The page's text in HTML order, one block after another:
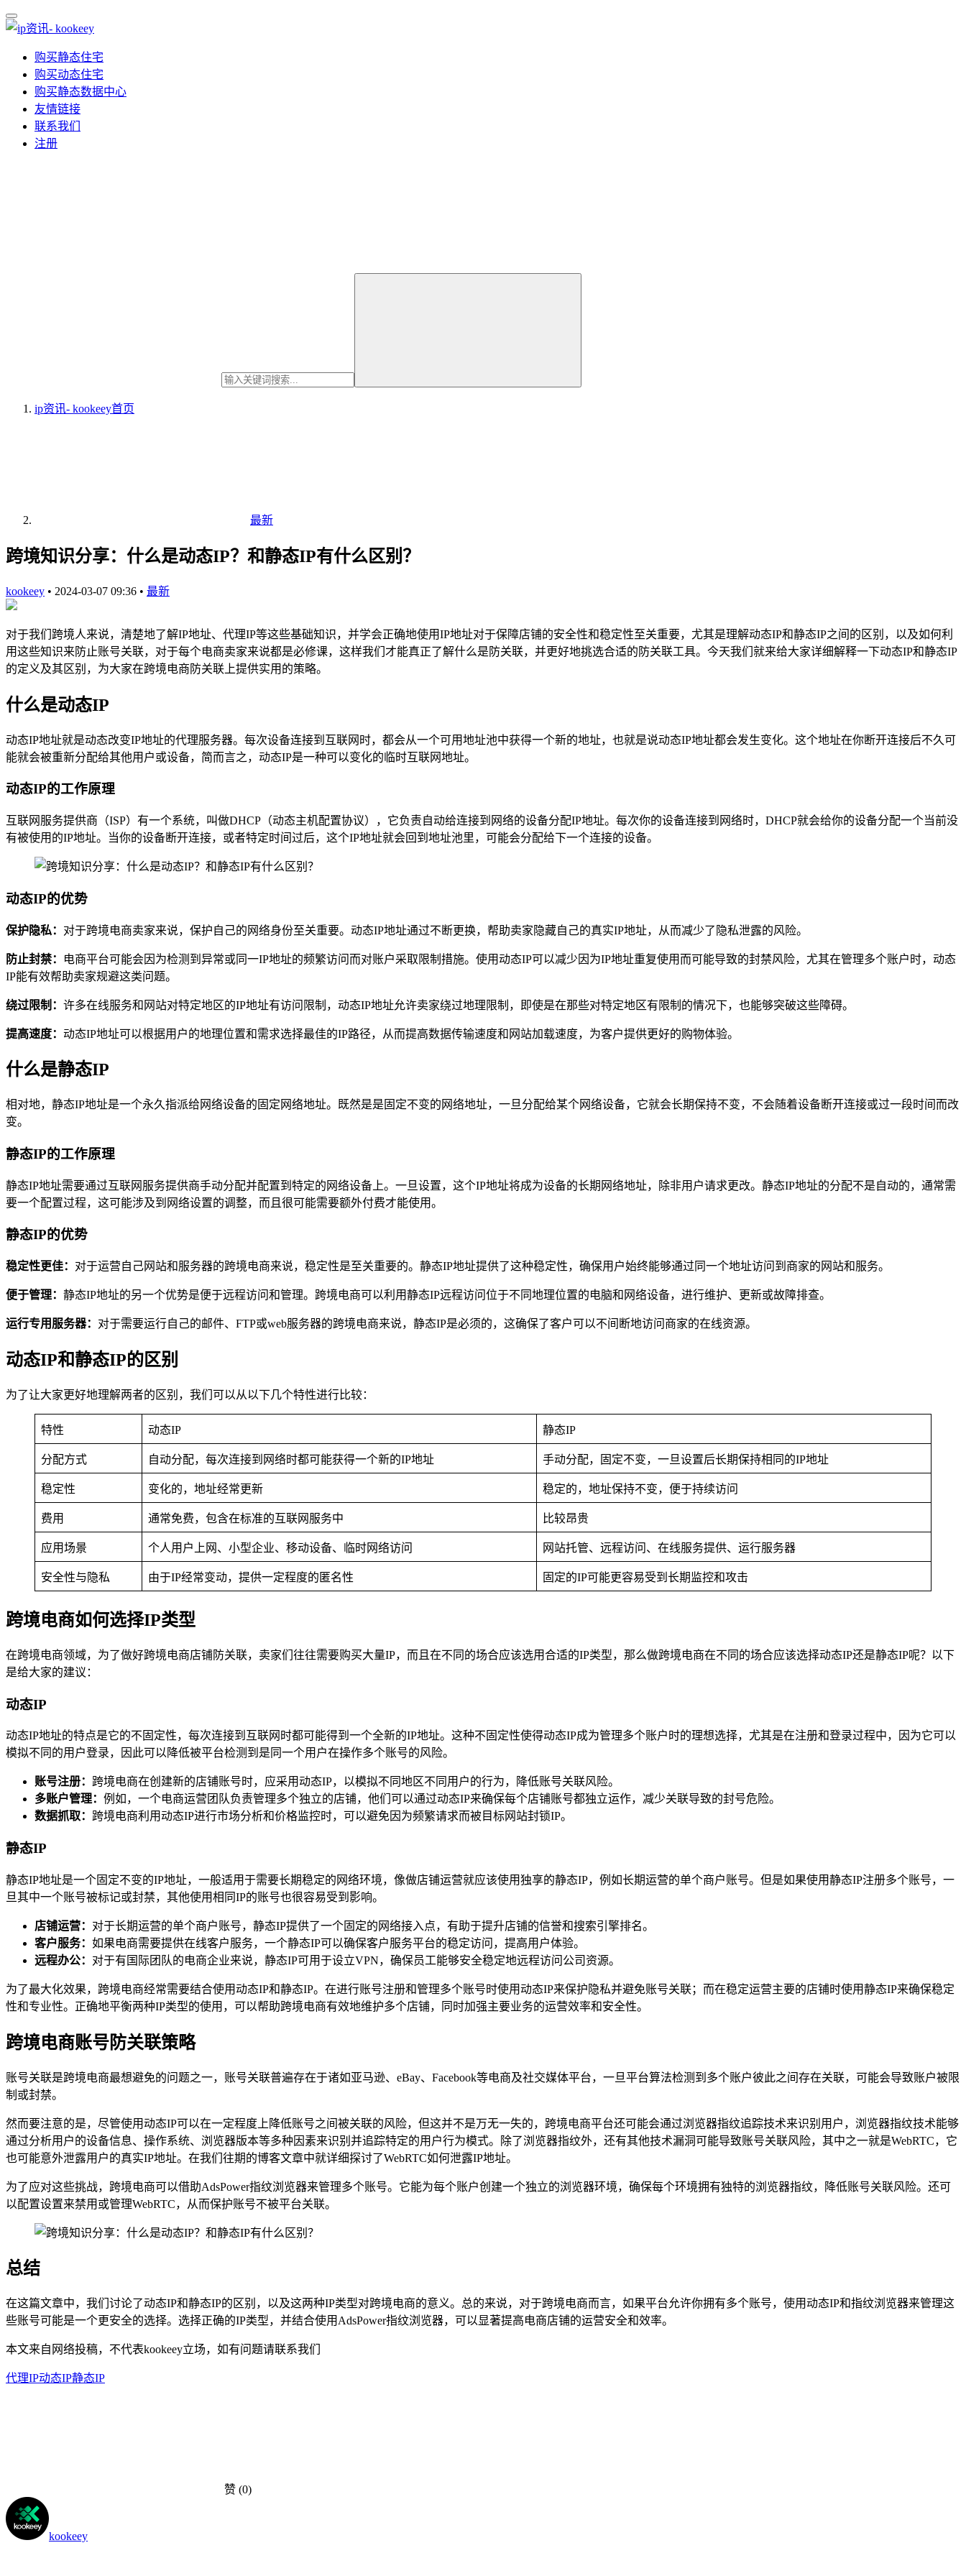
购买静态住宅
购买动态住宅
购买静态数据中心
友情链接
联系我们
注册
ip资讯- kookeey首页
最新
跨境知识分享：什么是动态IP？和静态IP有什么区别？
kookeey • 2024-03-07 09:36 • 最新
对于我们跨境人来说，清楚地了解IP地址、代理IP等这些基础知识，并学会正确地使用IP地址对于保障店铺的安全性和稳定性至关重要，尤其是理解动态IP和静态IP之间的区别，以及如何利
用这些知识来防止账号关联，对于每个电商卖家来说都是必修课，这样我们才能真正了解什么是防关联，并更好地挑选合适的防关联工具。今天我们就来给大家详细解释一下动态IP和静态IP
的定义及其区别，为大家在跨境电商防关联上提供实用的策略。
什么是动态IP
动态IP地址就是动态改变IP地址的代理服务器。每次设备连接到互联网时，都会从一个可用地址池中获得一个新的地址，也就是说动态IP地址都会发生变化。这个地址在你断开连接后不久可
能就会被重新分配给其他用户或设备，简而言之，动态IP是一种可以变化的临时互联网地址。
动态IP的工作原理
互联网服务提供商（ISP）有一个系统，叫做DHCP（动态主机配置协议），它负责自动给连接到网络的设备分配IP地址。每次你的设备连接到网络时，DHCP就会给你的设备分配一个当前没
有被使用的IP地址。当你的设备断开连接，或者特定时间过后，这个IP地址就会回到地址池里，可能会分配给下一个连接的设备。
动态IP的优势
保护隐私： 对于跨境电商卖家来说，保护自己的网络身份至关重要。动态IP地址通过不断更换，帮助卖家隐藏自己的真实IP地址，从而减少了隐私泄露的风险。
防止封禁：
电商平台可能会因为检测到异常或同一IP地址的频繁访问而对账户采取限制措施。使用动态IP可以减少因为IP地址重复使用而可能导致的封禁风险，尤其在管理多个账户时，动态
IP能有效帮助卖家规避这类问题。
绕过限制： 许多在线服务和网站对特定地区的IP地址有访问限制，动态IP地址允许卖家绕过地理限制，即使是在那些对特定地区有限制的情况下，也能够突破这些障碍。
提高速度： 动态IP地址可以根据用户的地理位置和需求选择最佳的IP路径，从而提高数据传输速度和网站加载速度，为客户提供更好的购物体验。
什么是静态IP
相对地，静态IP地址是一个永久指派给网络设备的固定网络地址。既然是是固定不变的网络地址，一旦分配给某个网络设备，它就会长期保持不变，不会随着设备断开连接或过一段时间而改
变。
静态IP的工作原理
静态IP地址需要通过互联网服务提供商手动分配并配置到特定的网络设备上。一旦设置，这个IP地址将成为设备的长期网络地址，除非用户请求更改。静态IP地址的分配不是自动的，通常需
要一个配置过程，这可能涉及到网络设置的调整，而且很可能需要额外付费才能使用。
静态IP的优势
稳定性更佳： 对于运营自己网站和服务器的跨境电商来说，稳定性是至关重要的。静态IP地址提供了这种稳定性，确保用户始终能够通过同一个地址访问到商家的网站和服务。
便于管理： 静态IP地址的另一个优势是便于远程访问和管理。跨境电商可以利用静态IP远程访问位于不同地理位置的电脑和网络设备，进行维护、更新或故障排查。
运行专用服务器： 对于需要运行自己的邮件、FTP或web服务器的跨境电商来说，静态IP是必须的，这确保了客户可以不间断地访问商家的在线资源。
动态IP和静态IP的区别
为了让大家更好地理解两者的区别，我们可以从以下几个特性进行比较：
特性 动态IP 静态IP
分配方式 自动分配，每次连接到网络时都可能获得一个新的IP地址 手动分配，固定不变，一旦设置后长期保持相同的IP地址
稳定性 变化的，地址经常更新 稳定的，地址保持不变，便于持续访问
费用 通常免费，包含在标准的互联网服务中 比较昂贵
应用场景 个人用户上网、小型企业、移动设备、临时网络访问 网站托管、远程访问、在线服务提供、运行服务器
安全性与隐私 由于IP经常变动，提供一定程度的匿名性 固定的IP可能更容易受到长期监控和攻击
跨境电商如何选择IP类型
在跨境电商领域，为了做好跨境电商店铺防关联，卖家们往往需要购买大量IP，而且在不同的场合应该选用合适的IP类型，那么做跨境电商在不同的场合应该选择动态IP还是静态IP呢？以下
是给大家的建议：
动态IP
动态IP地址的特点是它的不固定性，每次连接到互联网时都可能得到一个全新的IP地址。这种不固定性使得动态IP成为管理多个账户时的理想选择，尤其是在注册和登录过程中，因为它可以
模拟不同的用户登录，因此可以降低被平台检测到是同一个用户在操作多个账号的风险。
账号注册： 跨境电商在创建新的店铺账号时，应采用动态IP，以模拟不同地区不同用户的行为，降低账号关联风险。
多账户管理： 例如，一个电商运营团队负责管理多个独立的店铺，他们可以通过动态IP来确保每个店铺账号都独立运作，减少关联导致的封号危险。
数据抓取： 跨境电商利用动态IP进行市场分析和价格监控时，可以避免因为频繁请求而被目标网站封锁IP。
静态IP
静态IP地址是一个固定不变的IP地址，一般适用于需要长期稳定的网络环境，像做店铺运营就应该使用独享的静态IP，例如长期运营的单个商户账号。但是如果使用静态IP注册多个账号，一
旦其中一个账号被标记或封禁，其他使用相同IP的账号也很容易受到影响。
店铺运营： 对于长期运营的单个商户账号，静态IP提供了一个固定的网络接入点，有助于提升店铺的信誉和搜索引擎排名。
客户服务： 如果电商需要提供在线客户服务，一个静态IP可以确保客户服务平台的稳定访问，提高用户体验。
远程办公： 对于有国际团队的电商企业来说，静态IP可用于设立VPN，确保员工能够安全稳定地远程访问公司资源。
为了最大化效果，跨境电商经常需要结合使用动态IP和静态IP。在进行账号注册和管理多个账号时使用动态IP来保护隐私并避免账号关联；而在稳定运营主要的店铺时使用静态IP来确保稳定
性和专业性。正确地平衡两种IP类型的使用，可以帮助跨境电商有效地维护多个店铺，同时加强主要业务的运营效率和安全性。
跨境电商账号防关联策略
账号关联是跨境电商最想避免的问题之一，账号关联普遍存在于诸如亚马逊、eBay、Facebook等电商及社交媒体平台，一旦平台算法检测到多个账户彼此之间存在关联，可能会导致账户被限
制或封禁。
然而要注意的是，尽管使用动态IP可以在一定程度上降低账号之间被关联的风险，但这并不是万无一失的，跨境电商平台还可能会通过浏览器指纹追踪技术来识别用户，浏览器指纹技术能够
通过分析用户的设备信息、操作系统、浏览器版本等多种因素来识别并追踪特定的用户行为模式。除了浏览器指纹外，还有其他技术漏洞可能导致账号关联风险，其中之一就是WebRTC，它
也可能意外泄露用户的真实IP地址。在我们往期的博客文章中就详细探讨了WebRTC如何泄露IP地址。
为了应对这些挑战，跨境电商可以借助AdsPower指纹浏览器来管理多个账号。它能为每个账户创建一个独立的浏览器环境，确保每个环境拥有独特的浏览器指纹，降低账号关联风险。还可
以配置设置来禁用或管理WebRTC，从而保护账号不被平台关联。
总结
在这篇文章中，我们讨论了动态IP和静态IP的区别，以及这两种IP类型对跨境电商的意义。总的来说，对于跨境电商而言，如果平台允许你拥有多个账号，使用动态IP和指纹浏览器来管理这
些账号可能是一个更安全的选择。选择正确的IP类型，并结合使用AdsPower指纹浏览器，可以显著提高电商店铺的运营安全和效率。
本文来自网络投稿，不代表kookeey立场，如有问题请联系我们
代理IP动态IP静态IP
赞 (0)
kookeey